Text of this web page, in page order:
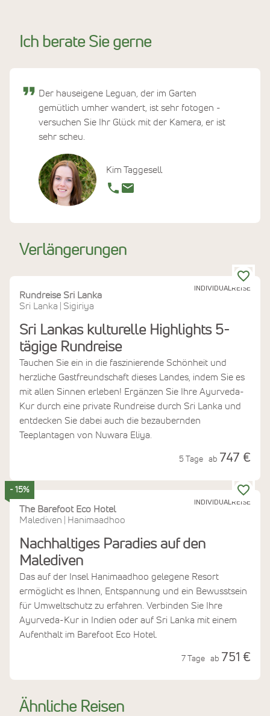
Ähnliche Reisen
Verlängerungen
INDIVIDUALREISE
Rundreise Sri Lanka
Sri Lanka
Sigiriya
Sri Lankas kulturelle Highlights 5-
tägige Rundreise
Tauchen Sie ein in die faszinierende Schönheit und
herzliche Gastfreundschaft dieses Landes, indem Sie es
mit allen Sinnen erleben! Ergänzen Sie Ihre Ayurveda-
Kur durch eine private Rundreise durch Sri Lanka und
entdecken Sie dabei auch die bezaubernden
Teeplantagen von Nuwara Eliya.
5 Tage ab 747 €
INDIVIDUALREISE
- 15%
The Barefoot Eco Hotel
Malediven
Hanimaadhoo
Nachhaltiges Paradies auf den
Malediven
Das auf der Insel Hanimaadhoo gelegene Resort
ermöglicht es Ihnen, Entspannung und ein Bewusstsein
für Umweltschutz zu erfahren. Verbinden Sie Ihre
Ayurveda-Kur in Indien oder auf Sri Lanka mit einem
Aufenthalt im Barefoot Eco Hotel.
7 Tage ab 751 €
Ich berate Sie gerne
Kim Taggesell
Der hauseigene Leguan, der im Garten
gemütlich umher wandert, ist sehr fotogen -
versuchen Sie Ihr Glück mit der Kamera, er ist
sehr scheu.